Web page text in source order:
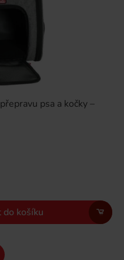
psa a kočky –
do košíku